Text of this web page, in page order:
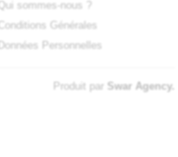
Qui sommes-nous ?
Conditions Générales
Données Personnelles
Produit par Swar Agency.